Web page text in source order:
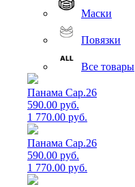
Маски
Повязки
Все товары
Панама Cap.26
590.00 руб.
1 770.00 руб.
Панама Cap.26
590.00 руб.
1 770.00 руб.